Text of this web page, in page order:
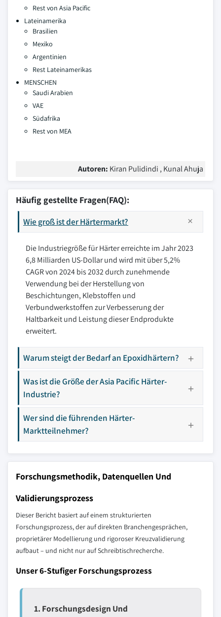
Rest von Asia Pacific
Lateinamerika
Brasilien
Mexiko
Argentinien
Rest Lateinamerikas
MENSCHEN
Saudi Arabien
VAE
Südafrika
Rest von MEA
Autoren: Kiran Pulidindi , Kunal Ahuja
Häufig gestellte Fragen(FAQ):
Wie groß ist der Härtermarkt?
Die Industriegröße für Härter erreichte im Jahr 2023
6,8 Milliarden US-Dollar und wird mit über 5,2%
CAGR von 2024 bis 2032 durch zunehmende
Verwendung bei der Herstellung von
Beschichtungen, Klebstoffen und
Verbundwerkstoffen zur Verbesserung der
Haltbarkeit und Leistung dieser Endprodukte
erweitert.
Warum steigt der Bedarf an Epoxidhärtern?
Was ist die Größe der Asia Pacific Härter-
Industrie?
Wer sind die führenden Härter-
Marktteilnehmer?
Forschungsmethodik, Datenquellen Und
Validierungsprozess
Dieser Bericht basiert auf einem strukturierten
Forschungsprozess, der auf direkten Branchengesprächen,
proprietärer Modellierung und rigoroser Kreuzvalidierung
aufbaut – und nicht nur auf Schreibtischrecherche.
Unser 6-Stufiger Forschungsprozess
1. Forschungsdesign Und